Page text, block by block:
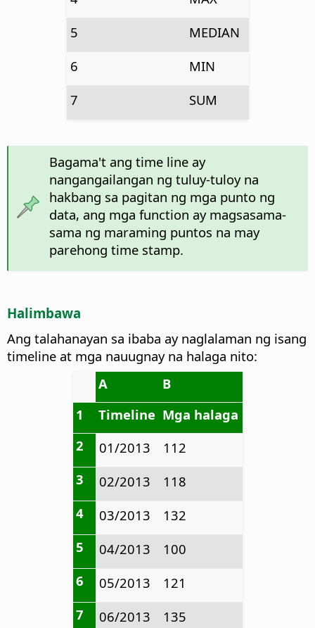
5
MEDIAN
6
MIN
7
SUM
Bagama't ang time line ay
nangangailangan ng tuluy-tuloy na
hakbang sa pagitan ng mga punto ng
data, ang mga function ay magsasama-
sama ng maraming puntos na may
parehong time stamp.
Halimbawa
Ang talahanayan sa ibaba ay naglalaman ng isang
timeline at mga nauugnay na halaga nito:
A
B
1
Timeline Mga halaga
2
01/2013
112
3
02/2013
118
4
03/2013
132
5
04/2013
100
6
05/2013
121
7
06/2013
135